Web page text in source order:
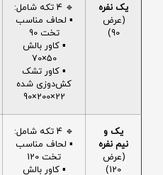
یک نفره
(عرض
90)
🔹 4 تکه شامل:
▪️ لحاف مناسب
تخت 90
▪️ کاور بالش
50×70
▪️ کاور تشک
کش‌دوزی شده
22×200×90
یک و
نیم نفره
(عرض
120)
🔹 4 تکه شامل:
▪️ لحاف مناسب
تخت 120
▪️ کاور بالش